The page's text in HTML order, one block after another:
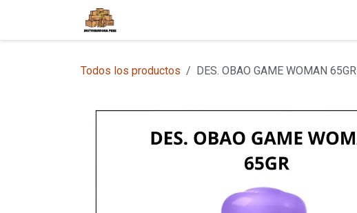
Todos los productos DES. OBAO GAME WOMAN 65GR